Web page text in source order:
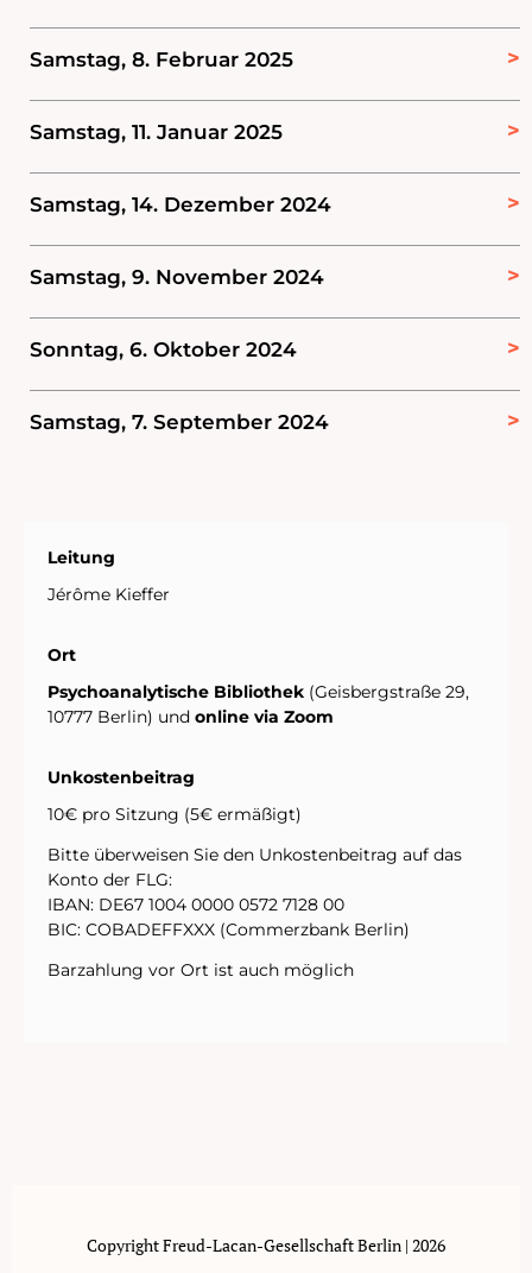
Samstag, 8. Februar 2025
Samstag, 11. Januar 2025
Samstag, 14. Dezember 2024
Samstag, 9. November 2024
Sonntag, 6. Oktober 2024
Samstag, 7. September 2024
Leitung
Jérôme Kieffer
Ort
Psychoanalytische Bibliothek (Geisbergstraße 29,
10777 Berlin) und online via Zoom
Unkostenbeitrag
10€ pro Sitzung (5€ ermäßigt)
Bitte überweisen Sie den Unkostenbeitrag auf das
Konto der FLG:
IBAN: DE67 1004 0000 0572 7128 00
BIC: COBADEFFXXX (Commerzbank Berlin)
Barzahlung vor Ort ist auch möglich
Copyright Freud-Lacan-Gesellschaft Berlin | 2026